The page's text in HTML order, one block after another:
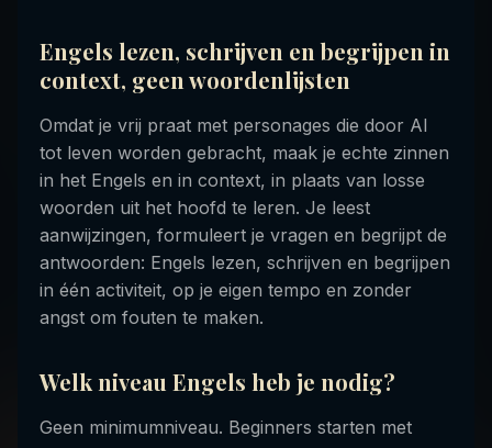
Engels lezen, schrijven en begrijpen in
context, geen woordenlijsten
Omdat je vrij praat met personages die door AI
tot leven worden gebracht, maak je echte zinnen
in het Engels en in context, in plaats van losse
woorden uit het hoofd te leren. Je leest
aanwijzingen, formuleert je vragen en begrijpt de
antwoorden: Engels lezen, schrijven en begrijpen
in één activiteit, op je eigen tempo en zonder
angst om fouten te maken.
Welk niveau Engels heb je nodig?
Geen minimumniveau. Beginners starten met